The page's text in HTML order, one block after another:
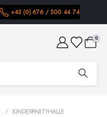
+43 (0) 676 / 500 44 74
0
KINDERPARTYHALLE